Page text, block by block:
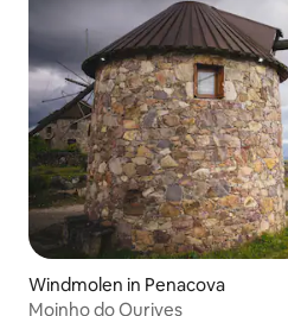
Windmolen in Penacova
Moinho do Ourives